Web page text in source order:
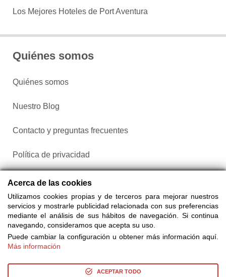
Los Mejores Hoteles de Port Aventura
Quiénes somos
Quiénes somos
Nuestro Blog
Contacto y preguntas frecuentes
Política de privacidad
Configurar cookies
de 25 proveedores
Acerca de las cookies
Utilizamos cookies propias y de terceros para mejorar nuestros
servicios y mostrarle publicidad relacionada con sus preferencias
mediante el análisis de sus hábitos de navegación. Si continua
navegando, consideramos que acepta su uso.
Puede cambiar la configuración u obtener más información aquí.
Más información
ACEPTAR TODO